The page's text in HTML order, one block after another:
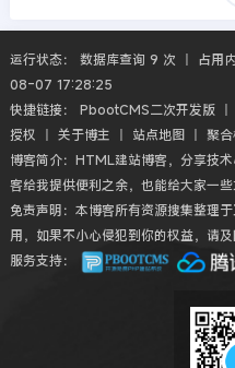
运行状态： 数据库查询 9 次 丨 占
08-07 17:28:25
快捷链接： PbootCMS二次开发版丨
授权 丨 关于博主 丨 站点地图丨 聚
博客简介：HTML建站博客，分享技
客给我提供便利之余，也能给大家一些
免责声明：本博客所有资源搜集整理
用，如果不小心侵犯到你的权益，请及
服务支持：